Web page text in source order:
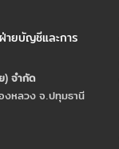
ายบัญชีและการ
) จํากัด
งหลวง จ.ปทุมธานี